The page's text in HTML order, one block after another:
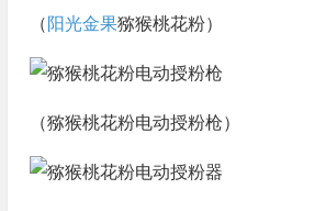
（ 阳光金果猕猴桃花粉）
（猕猴桃花粉电动授粉枪）